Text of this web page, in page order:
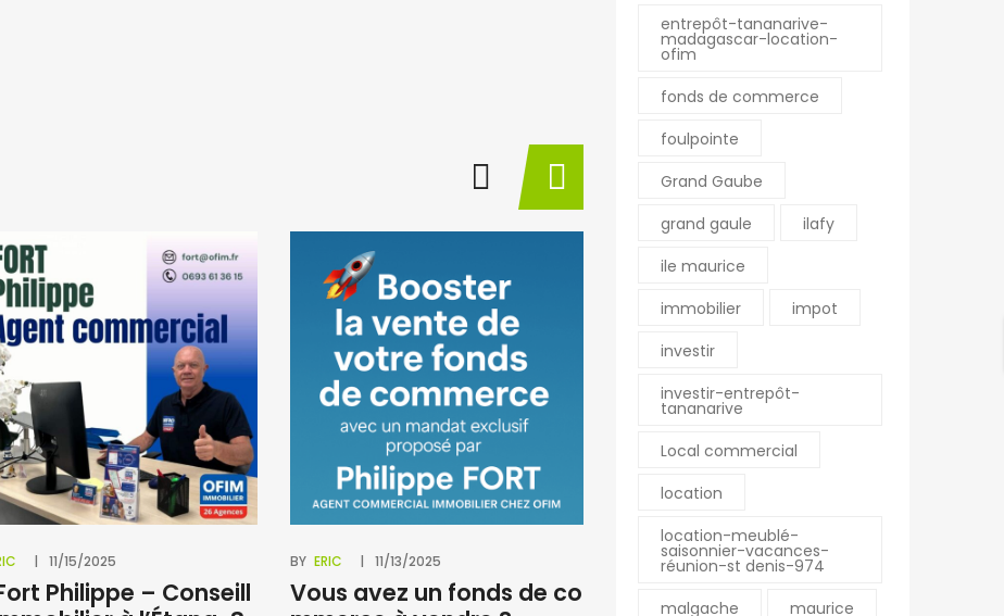
11/15/2025
Philippe – Conseill
BY ERIC 11/13/2025
Vous avez un fonds de co
M. Fort Philippe – Conseill
er immobilier à Saint-Pier
entrepôt-tananarive-
madagascar-location-
ofim
fonds de commerce
foulpointe
Grand Gaube
grand gaule
ilafy
ile maurice
immobilier
impot
investir
investir-entrepôt-
tananarive
Local commercial
location
location-meublé-
saisonnier-vacances-
réunion-st denis-974
malgache
maurice